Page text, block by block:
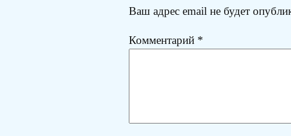
Ваш адрес email не будет
Комментарий *